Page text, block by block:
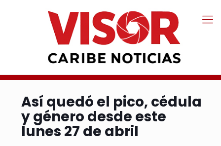
Así quedó el pico, cédula
y género desde este
lunes 27 de abril